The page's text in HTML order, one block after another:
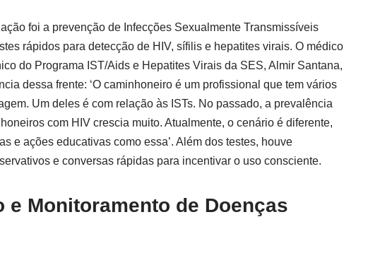
foi a prevenção de Infecções Sexualmente Transmissíveis
rápidos para detecção de HIV, sífilis e hepatites virais. O médico
do Programa IST/Aids e Hepatites Virais da SES, Almir Santana,
dessa frente: ‘O caminhoneiro é um profissional que tem vários
Um deles é com relação às ISTs. No passado, a prevalência
com HIV crescia muito. Atualmente, o cenário é diferente,
e ações educativas como essa’. Além dos testes, houve
e conversas rápidas para incentivar o uso consciente.
e Monitoramento de Doenças